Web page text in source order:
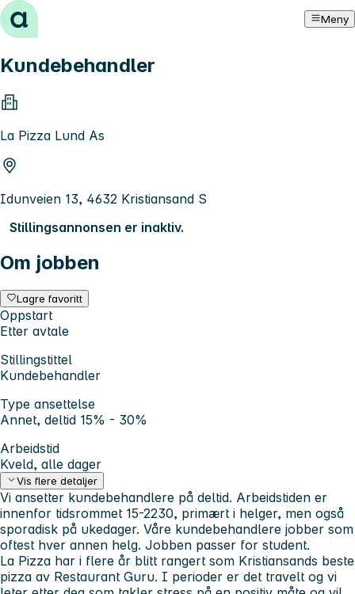
Hopp til innhold Meny
Kundebehandler
La Pizza Lund As
Idunveien 13, 4632 Kristiansand S
Stillingsannonsen er inaktiv.
Om jobben
Lagre favoritt
Oppstart
Etter avtale
Stillingstittel
Kundebehandler
Type ansettelse
Annet, deltid 15% - 30%
Arbeidstid
Kveld, alle dager
Vis flere detaljer
Vi ansetter kundebehandlere på deltid. Arbeidstiden er
innenfor tidsrommet 15-2230, primært i helger, men også
sporadisk på ukedager. Våre kundebehandlere jobber som
oftest hver annen helg. Jobben passer for student.
La Pizza har i flere år blitt rangert som Kristiansands beste
pizza av Restaurant Guru. I perioder er det travelt og vi